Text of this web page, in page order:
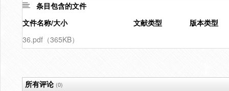
条目包含的文件
文件名称/大小
文献类型
版本类型
36.pdf（365KB）
所有评论(0)